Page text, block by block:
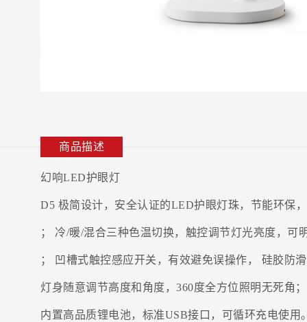
商品描述
幻响LED护眼灯
D5 极简设计，安全认证的LED护眼灯珠，节能环保
； 冷/暖/混合三种色温切换，触控调节灯光亮度，可
； 凹槽式触控感应开关，有效避免误操作， 硅胶防
灯身随意调节高度和角度，360度全方位照明无死角；
内置高品质锂电池，标准USB接口，可循环充电使用